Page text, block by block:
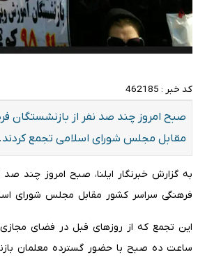
کد خبر : 462185
صبح امروز چند صد نفر از بازنشستگان
مقابل مجلس شورای اسلامی تجمع کردند.
به گزارش خبرنگار ایلنا، صبح امروز چند صد
فرهنگی سراسر کشور مقابل مجلس شورای
این تجمع که از روزهای قبل در فضای
ساعت ده صبح با حضور گسترده معلمان